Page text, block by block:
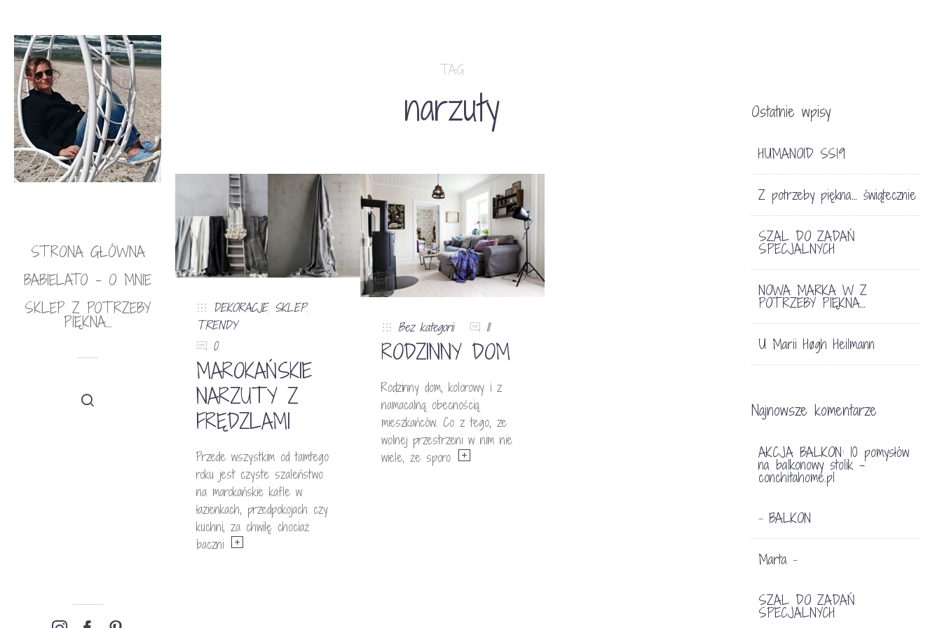
STRONA GŁÓWNA
BABIELATO – O MNIE
SKLEP Z POTRZEBY
PIĘKNA…
TAG
narzuty
DEKORACJE, SKLEP,
TRENDY
0
MAROKAŃSKIE
NARZUTY Z
FRĘDZLAMI
Przede wszystkim od tamtego
roku jest czyste szaleństwo
na marokańskie kafle w
łazienkach, przedpokojach czy
kuchni, za chwilę chociaż
baczni
Bez kategorii 11
RODZINNY DOM
Rodzinny dom, kolorowy i z
namacalną obecnością
mieszkańców. Co z tego, ze
wolnej przestrzeni w nim nie
wiele, że sporo
Ostatnie wpisy
HUMANOID SS19
Z potrzeby piękna… świątecznie
SZAL DO ZADAŃ
SPECJALNYCH
NOWA MARKA W Z
POTRZEBY PIĘKNA…
U Marii Høgh Heilmann
Najnowsze komentarze
AKCJA BALKON: 10 pomysłów
na balkonowy stolik -
conchitahome.pl
- BALKON
Marta -
SZAL DO ZADAŃ
SPECJALNYCH